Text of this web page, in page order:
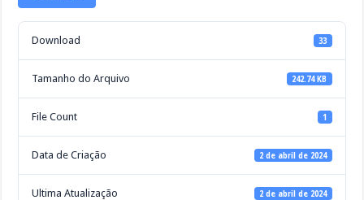
Download 33
Tamanho do Arquivo 242.74 KB
File Count 1
Data de Criação 2 de abril de 2024
Ultima Atualização 2 de abril de 2024